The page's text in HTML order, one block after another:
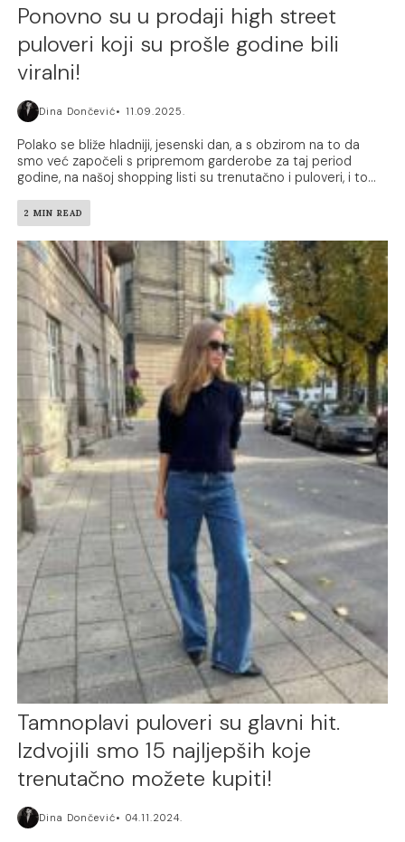
Ponovno su u prodaji high street
puloveri koji su prošle godine bili
viralni!
Dina Dončević 11.09.2025.
Polako se bliže hladniji, jesenski dan, a s obzirom na to da
smo već započeli s pripremom garderobe za taj period
godine, na našoj shopping listi su trenutačno i puloveri, i to...
2 MIN READ
Tamnoplavi puloveri su glavni hit.
Izdvojili smo 15 najljepših koje
trenutačno možete kupiti!
Dina Dončević 04.11.2024.